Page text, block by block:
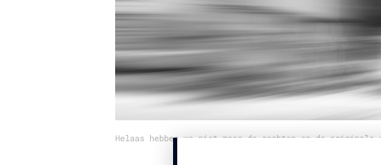
Helaas hebben we niet meer de rechten op de originele